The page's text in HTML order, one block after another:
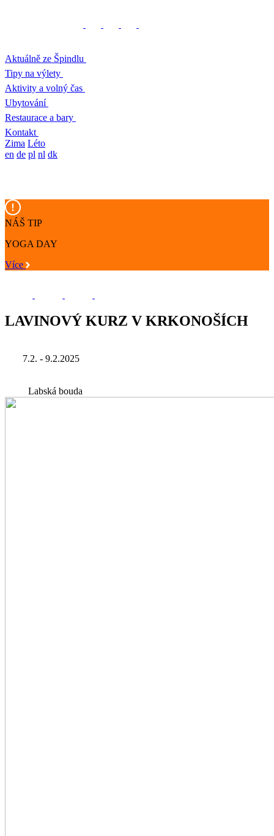
Aktuálně ze Špindlu
Tipy na výlety
Aktivity a volný čas
Ubytování
Restaurace a bary
Kontakt
Zima Léto
en de pl nl dk
NÁŠ TIP
YOGA DAY
Více
LAVINOVÝ KURZ V KRKONOŠÍCH
7.2. - 9.2.2025
Labská bouda